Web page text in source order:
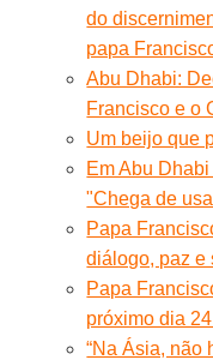
do
papa
Abu Dhabi:
Francisco e o
Um beijo que
Em Abu
"Chega de
Papa
diálogo, paz e
Papa
próximo dia
“Na Ásia, não